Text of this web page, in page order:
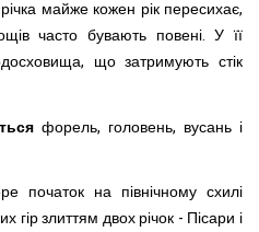
майже кожен рік пересихає,
часто бувають повені. У її
що затримують стік
форель, головень, вусань і
початок на північному схилі
гір злиттям двох річок - Пісари і